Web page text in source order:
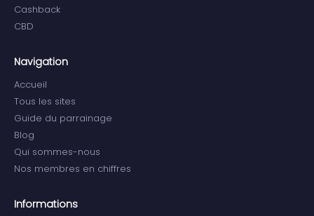
Cashback
CBD
Navigation
Accueil
Tous les sites
Guide du parrainage
Blog
Qui sommes-nous
Nos membres en chiffres
Informations